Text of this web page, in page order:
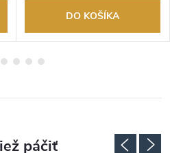
DO KOŠÍKA